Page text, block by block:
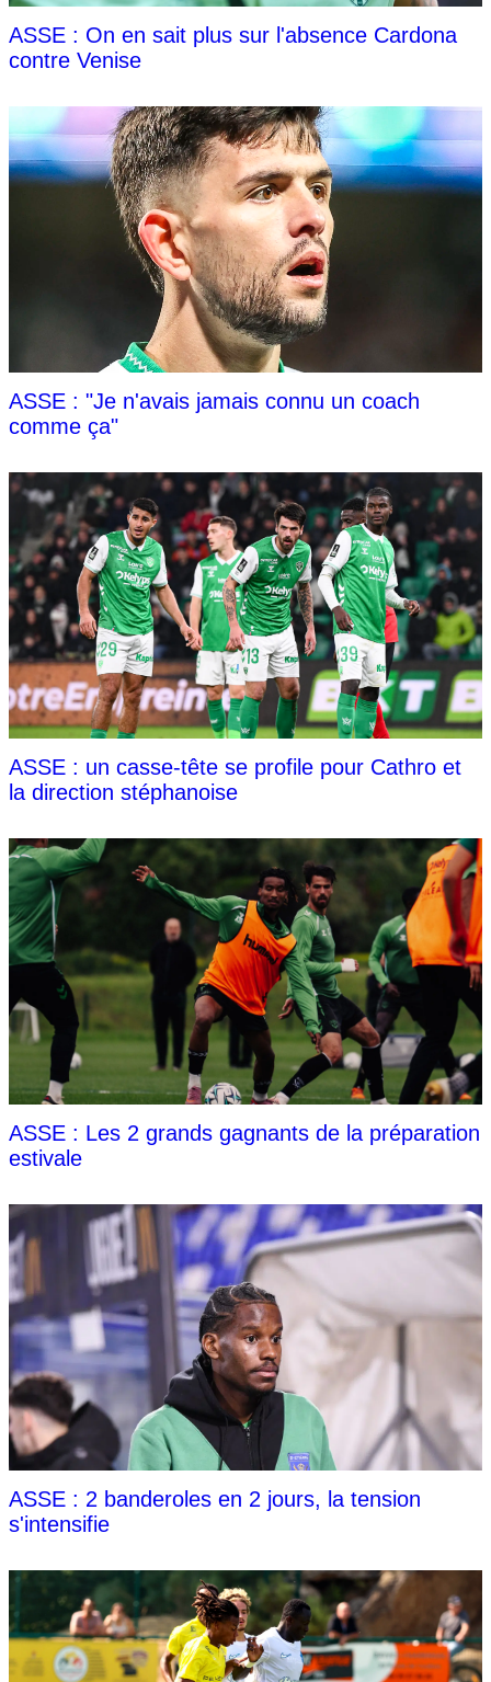
ASSE : On en sait plus sur l'absence Cardona
contre Venise
ASSE : "Je n'avais jamais connu un coach
comme ça"
ASSE : un casse-tête se profile pour Cathro et
la direction stéphanoise
ASSE : Les 2 grands gagnants de la préparation
estivale
ASSE : 2 banderoles en 2 jours, la tension
s'intensifie